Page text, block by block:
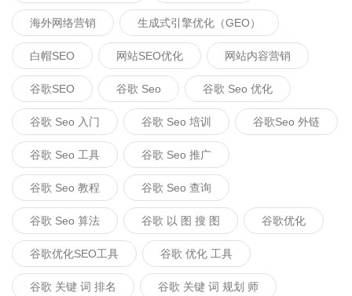
海外网络营销 生成式引擎优化（GEO）
白帽SEO 网站SEO优化 网站内容营销
谷歌SEO 谷歌 Seo 谷歌 Seo 优化
谷歌 Seo 入门 谷歌 Seo 培训 谷歌seo 外链
谷歌 Seo 工具 谷歌 Seo 推广
谷歌 Seo 教程 谷歌 Seo 查询
谷歌 Seo 算法 谷歌 以 图 搜 图 谷歌优化
谷歌优化SEO工具 谷歌 优化 工具
谷歌 关键 词 排名 谷歌 关键 词 规划 师